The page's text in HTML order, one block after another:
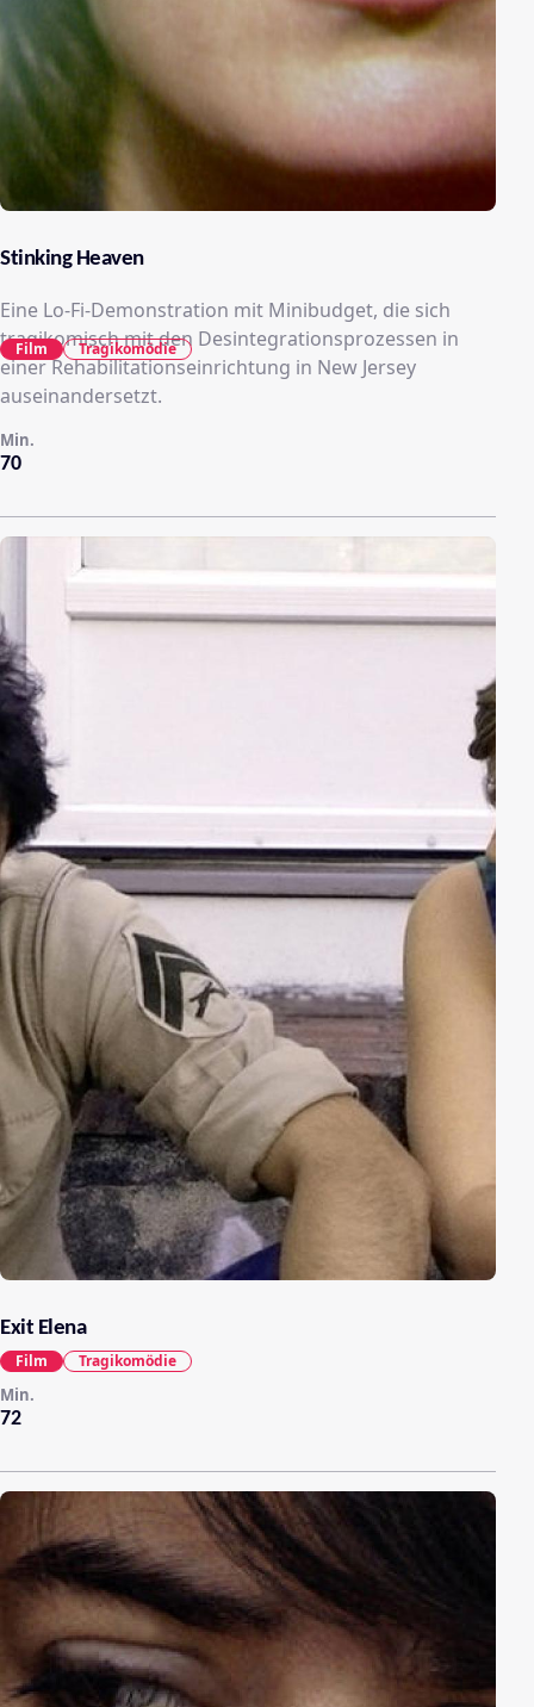
Stinking Heaven
Eine Lo-Fi-Demonstration mit Minibudget, die sich
tragikomisch mit den Desintegrationsprozessen in
einer Rehabilitationseinrichtung in New Jersey
auseinandersetzt.
70
Min.
Film Tragikomödie
Exit Elena
72
Min.
Film Tragikomödie